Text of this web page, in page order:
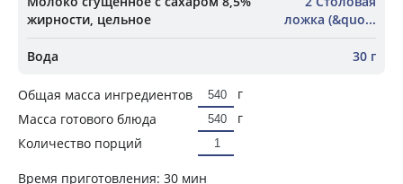
жирности, цельное
ложка (&quo...
Вода 30 г
Общая масса ингредиентов
г
Масса готового блюда
г
Количество порций
Время приготовления: 30 мин